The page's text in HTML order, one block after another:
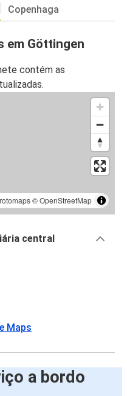
Copenhaga
em Göttingen
contém as
©OpenStreetMap
central
Maps
a bordo